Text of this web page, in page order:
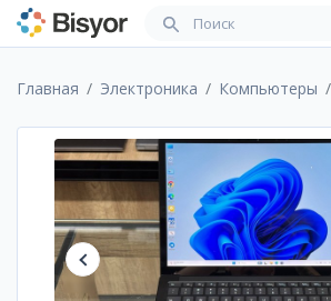
Главная Электроника Компьютеры